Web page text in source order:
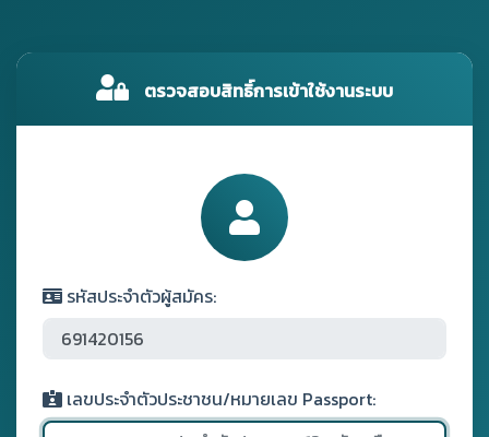
ตรวจสอบสิทธิ์การเข้าใช้งานระบบ
รหัสประจำตัวผู้สมัคร:
เลขประจำตัวประชาชน/หมายเลข Passport: